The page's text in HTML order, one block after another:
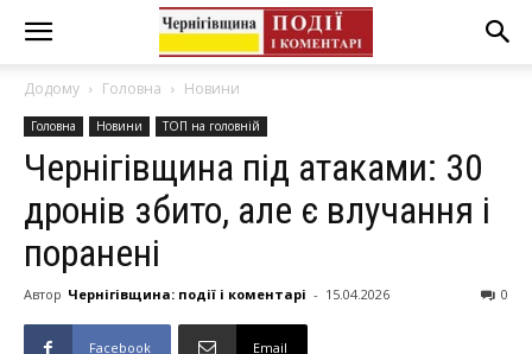
Додому Головна Новини
Головна Новини ТОП на головній
Чернігівщина під атаками: 30
дронів збито, але є влучання і
поранені
Автор Чернігівщина: події і коментарі - 15.04.2026 0
Facebook Email